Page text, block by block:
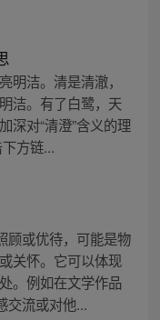
明洁。清是清澈，
洁。有了白鹭，天
深对“清澄”含义的理
方链...
顾或优待，可能是物
关怀。它可以体现
。例如在文学作品
交流或对他...